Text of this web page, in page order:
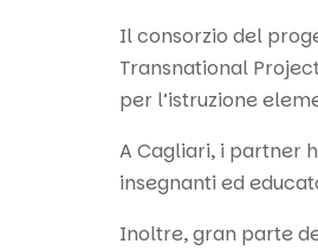
Il consorzio del
Transnational
per l’istruzione
A Cagliari, i partner
insegnanti ed
Inoltre, gran parte